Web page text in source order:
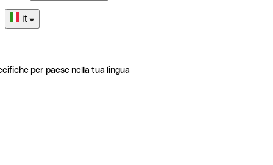
it
per paese nella tua lingua